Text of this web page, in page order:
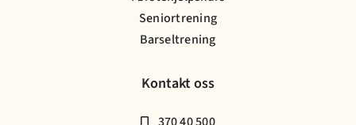
Seniortrening
Barseltrening
Kontakt oss